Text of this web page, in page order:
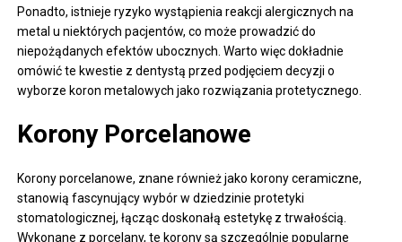
Ponadto, istnieje ryzyko wystąpienia reakcji alergicznych na
metal u niektórych pacjentów, co może prowadzić do
niepożądanych efektów ubocznych. Warto więc dokładnie
omówić te kwestie z dentystą przed podjęciem decyzji o
wyborze koron metalowych jako rozwiązania protetycznego.
Korony Porcelanowe
Korony porcelanowe, znane również jako korony ceramiczne,
stanowią fascynujący wybór w dziedzinie protetyki
stomatologicznej, łącząc doskonałą estetykę z trwałością.
Wykonane z porcelany, te korony są szczególnie popularne